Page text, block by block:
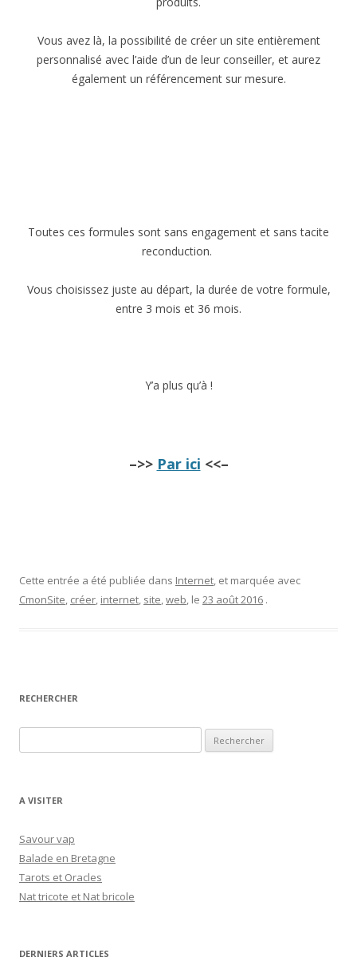
Vous avez là, la possibilité de créer un site entièrement
personnalisé avec l’aide d’un de leur conseiller, et aurez
également un référencement sur mesure.
Toutes ces formules sont sans engagement et sans tacite
reconduction.
Vous choisissez juste au départ, la durée de votre formule,
entre 3 mois et 36 mois.
Y’a plus qu’à !
–>> Par ici <<–
Cette entrée a été publiée dans Internet, et marquée avec
CmonSite, créer, internet, site,web, le 23 août 2016 .
RECHERCHER
e
h
r
c
h
e
:
A VISITER
Savour vap
Balade en Bretagne
Tarots et Oracles
Nat tricote et Nat bricole
DERNIERS ARTICLES